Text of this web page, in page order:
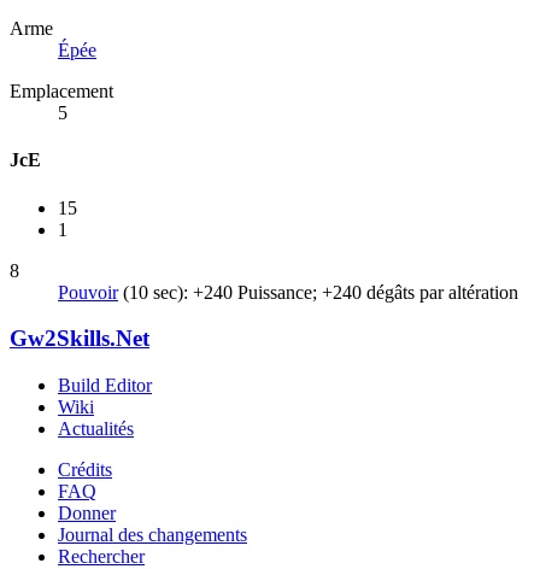
Arme
Épée
Emplacement
5
JcE
15
1
8
Pouvoir(10 sec): +240 Puissance; +240 dégâts par altération
Gw2Skills.Net
Build Editor
Wiki
Actualités
Crédits
FAQ
Donner
Journal des changements
Rechercher